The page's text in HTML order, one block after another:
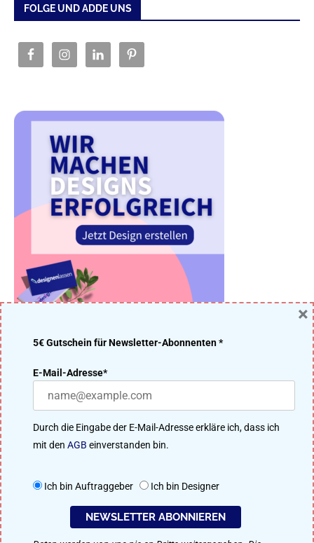
FOLGE UND ADDE UNS
DER DESIGNENLASSEN.DE BLOG – DESIGN MACHT IDEEN
ERFOLGREICH
Viele Designer aus unserer 91.200 Mitglieder starken Community
treten im kreativen Wettbewerb um das beste Ergebnis an. Perfekt
So funktioniert designenlassen.de
5€ Gutschein für Newsletter-Abonnenten *
E-Mail-Adresse*
Durch die Eingabe der E-Mail-Adresse erkläre ich, dass ich
mit den AGB einverstanden bin.
Ich bin Auftraggeber Ich bin Designer
NEWSLETTER ABONNIEREN
×